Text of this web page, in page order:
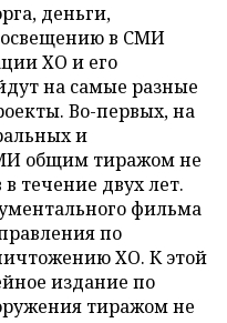
деньги,
в СМИ
ХО и его
на самые разные
Во-первых, на
и
общим тиражом не
течение двух лет.
фильма
по
ХО. К этой
издание по
тиражом не